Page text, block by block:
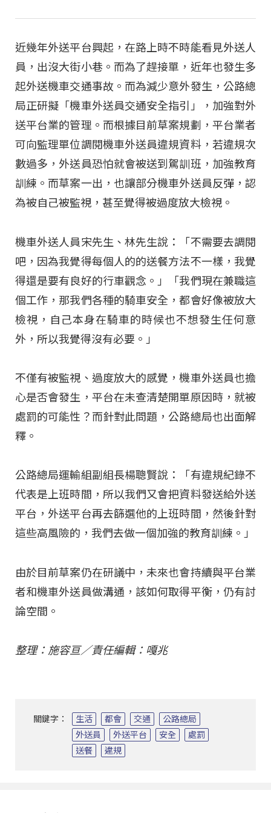
近幾年外送平台興起，在路上時不時能看見外送人
員，出沒大街小巷。而為了趕接單，近年也發生多
起外送機車交通事故。而為減少意外發生，公路總
局正研擬「機車外送員交通安全指引」，加強對外
送平台業的管理。而根據目前草案規劃，平台業者
可向監理單位調閱機車外送員違規資料，若違規次
數過多，外送員恐怕就會被送到駕訓班，加強教育
訓練。而草案一出，也讓部分機車外送員反彈，認
為被自己被監視，甚至覺得被過度放大檢視。
機車外送人員宋先生、林先生說：「不需要去調閱
吧，因為我覺得每個人的的送餐方法不一樣，我覺
得還是要有良好的行車觀念。」「我們現在兼職這
個工作，那我們各種的騎車安全，都會好像被放大
檢視，自己本身在騎車的時候也不想發生任何意
外，所以我覺得沒有必要。」
不僅有被監視、過度放大的感覺，機車外送員也擔
心是否會發生，平台在未查清楚開單原因時，就被
處罰的可能性？而針對此問題，公路總局也出面解
釋。
公路總局運輸組副組長楊聰賢說：「有違規紀錄不
代表是上班時間，所以我們又會把資料發送給外送
平台，外送平台再去篩選他的上班時間，然後針對
這些高風險的，我們去做一個加強的教育訓練。」
由於目前草案仍在研議中，未來也會持續與平台業
者和機車外送員做溝通，該如何取得平衡，仍有討
論空間。
整理：施容亘／責任編輯：嘎兆
關鍵字： 生活 都會 交通
公路總局
外送員
外送平台 安全
處罰
送餐
違規